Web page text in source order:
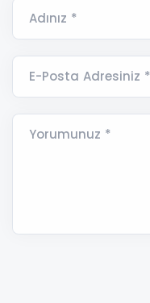
Adınız *
E-Posta Adresiniz *
Yorumunuz *